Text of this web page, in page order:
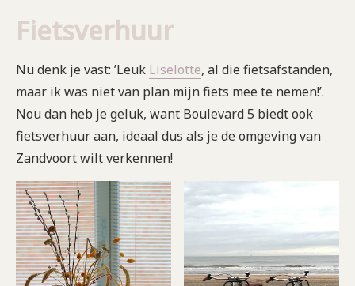
Fietsverhuur
Nu denk je vast: ’Leuk Liselotte, al die fietsafstanden,
maar ik was niet van plan mijn fiets mee te nemen!’.
Nou dan heb je geluk, want Boulevard 5 biedt ook
fietsverhuur aan, ideaal dus als je de omgeving van
Zandvoort wilt verkennen!